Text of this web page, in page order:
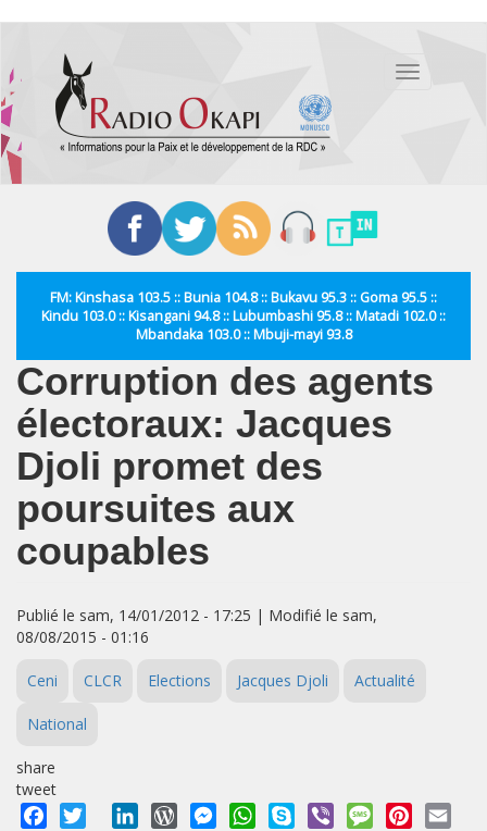
contenu
principal
Toggle
FM: Kinshasa 103.5 :: Bunia 104.8 :: Bukavu 95.3 :: Goma 95.5 ::
Kindu 103.0 :: Kisangani 94.8 :: Lubumbashi 95.8 :: Matadi 102.0 ::
Mbandaka 103.0 :: Mbuji-mayi 93.8
Corruption des agents
électoraux: Jacques
Djoli promet des
poursuites aux
coupables
Publié le sam, 14/01/2012 - 17:25 | Modifié le sam,
08/08/2015 - 01:16
Ceni CLCR Elections Jacques Djoli Actualité
National
share
tweet
Facebook
Twitter LinkedInWordPressMessengerWhatsApp
Skype Viber MessagePinterest